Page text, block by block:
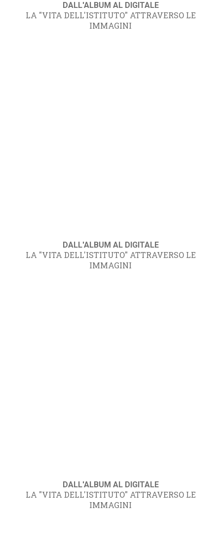
DALL'ALBUM AL DIGITALE
LA "VITA DELL'ISTITUTO" ATTRAVERSO LE
IMMAGINI
DALL'ALBUM AL DIGITALE
LA "VITA DELL'ISTITUTO" ATTRAVERSO LE
IMMAGINI
DALL'ALBUM AL DIGITALE
LA "VITA DELL'ISTITUTO" ATTRAVERSO LE
IMMAGINI